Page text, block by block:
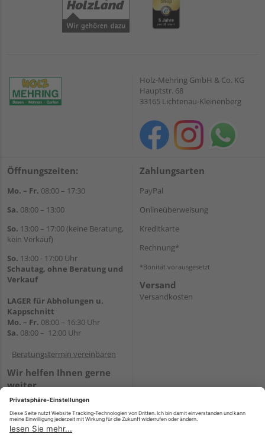
Holz-Mehring GmbH & Co. KG
Hauptstr. 68
33165 Lichtenau-Kleinenberg
Öffnungszeiten:
Mo. – Fr. 08:00 – 17:30
Sa. 08:00 – 13:00
So. 13:00 – 17:00 (keine Beratung,
kein Verkauf)
So. 13:00 - 17:00 Uhr
Schautag, ohne Beratung und
Verkauf
LAGER für Abholungen u.
Kappschnitt
Mo. – Fr. 08:00 – 16:30 Uhr
Sa. 08:00 – 12:00 Uhr
Beratungstermin vereinbaren
Wir helfen Ihnen gerne
weiter
Tel.:+49 5647 94660
WhatsApp
Zahlungsarten
PayPal
Onlineüberweisung
Kreditkarte
Rechnung*
*Bonität vorausgesetzt
Versand
Versandkosten